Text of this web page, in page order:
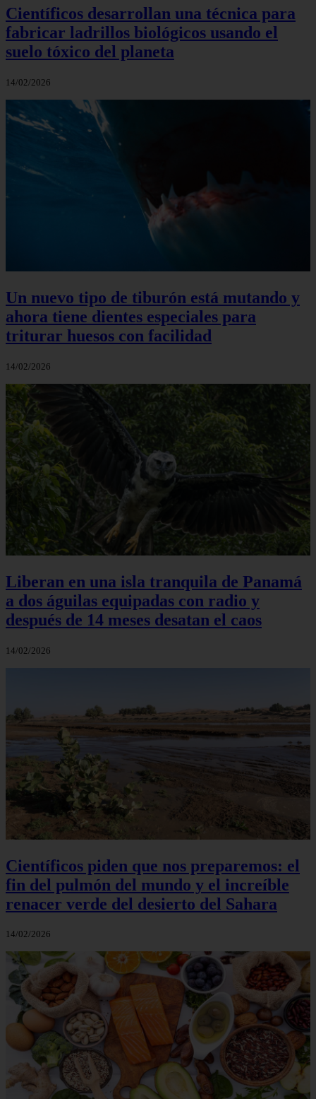
Científicos desarrollan una técnica para
fabricar ladrillos biológicos usando el
suelo tóxico del planeta
14/02/2026
Un nuevo tipo de tiburón está mutando y
ahora tiene dientes especiales para
triturar huesos con facilidad
14/02/2026
Liberan en una isla tranquila de Panamá
a dos águilas equipadas con radio y
después de 14 meses desatan el caos
14/02/2026
Científicos piden que nos preparemos: el
fin del pulmón del mundo y el increíble
renacer verde del desierto del Sahara
14/02/2026